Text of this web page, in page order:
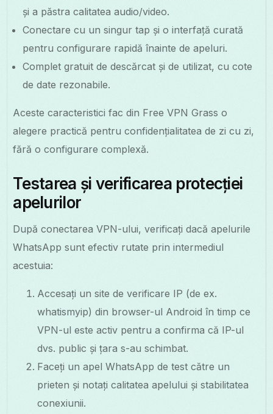
și a păstra calitatea audio/video.
Conectare cu un singur tap și o interfață curată
pentru configurare rapidă înainte de apeluri.
Complet gratuit de descărcat și de utilizat, cu cote
de date rezonabile.
Aceste caracteristici fac din Free VPN Grass o
alegere practică pentru confidențialitatea de zi cu zi,
fără o configurare complexă.
Testarea și verificarea protecției
apelurilor
După conectarea VPN-ului, verificați dacă apelurile
WhatsApp sunt efectiv rutate prin intermediul
acestuia:
Accesați un site de verificare IP (de ex.
whatismyip) din browser-ul Android în timp ce
VPN-ul este activ pentru a confirma că IP-ul
dvs. public și țara s-au schimbat.
Faceți un apel WhatsApp de test către un
prieten și notați calitatea apelului și stabilitatea
conexiunii.